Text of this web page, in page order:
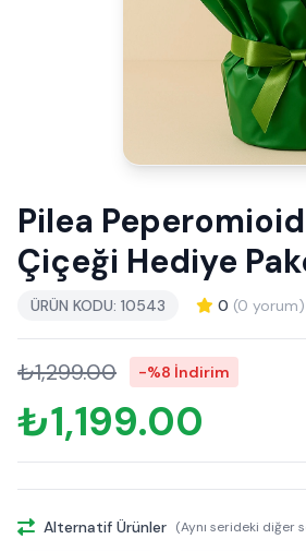
Pilea
Çiçeği Hediye
ÜRÜN KODU: 10543 0 (0 yorum)
₺1,299.00 -%8 İndirim
₺1,199.00
Alternatif Ürünler (Aynı serideki diğer